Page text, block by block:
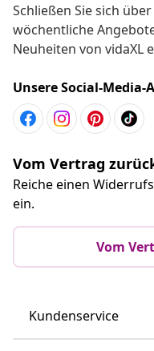
Schließen Sie sich
wöchentliche
Neuheiten von vidaXL
Unsere Social-Media-
Vom Vertrag
Reiche einen
ein.
Vom
Kundenservice